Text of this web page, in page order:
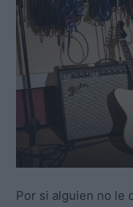
Por si alguien no le